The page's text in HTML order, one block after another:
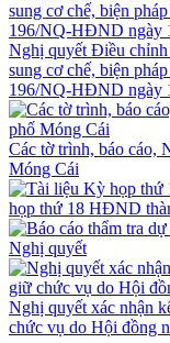
Nghị quyết Điều chỉnh
sung cơ chế, biện
196/NQ-HĐND ngày
Các tờ trình, báo cáo,
Móng Cái
họp thứ 18 HĐND
Nghị quyết
Nghị quyết xác nhận
chức vụ do Hội đồng